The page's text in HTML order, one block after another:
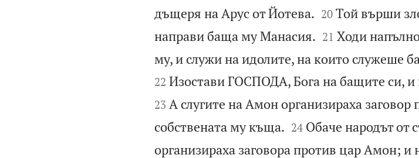
дъщеря на Арус от Йотева.
20 Той върши
направи баща му Манасия.
21 Ходи
му, и служи на идолите, на които служеше
22 Изостави ГОСПОДА, Бога на бащите си,
23 А слугите на Амон организираха заговор
собствената му къща.
24 Обаче народът от
организираха заговора против цар Амон;